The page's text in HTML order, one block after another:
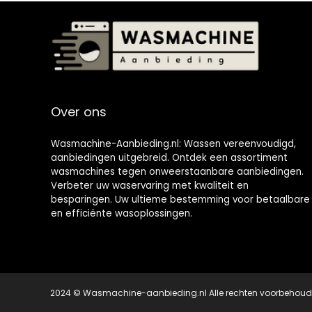
kinderbeveiligin
g, sterilTub, wit
Over ons
Wasmachine-Aanbieding.nl: Wassen vereenvoudigd,
aanbiedingen uitgebreid. Ontdek een assortiment
wasmachines tegen onweerstaanbare aanbiedingen.
Verbeter uw waservaring met kwaliteit en
besparingen. Uw ultieme bestemming voor betaalbare
en efficiënte wasoplossingen.
2024 © Wasmachine-aanbieding.nl Alle rechten